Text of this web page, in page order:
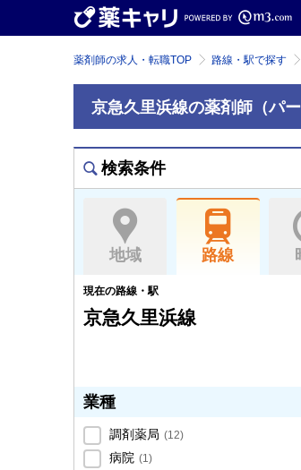
薬剤師の求人・転職TOP 路線・駅で探す
京急久里浜線の薬剤師（パ
検索条件
地域 路線
現在の路線・駅
京急久里浜線
業種
調剤薬局 (12)
病院 (1)